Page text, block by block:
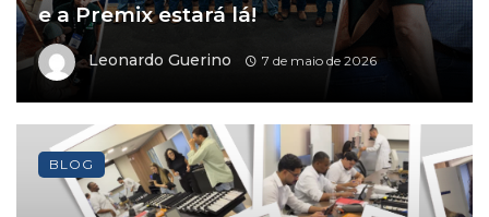
e a Premix estará lá!
Leonardo Guerino 7 de maio de 2026
BLOG